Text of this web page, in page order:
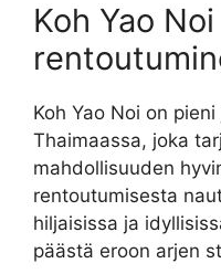
Koh Yao
Koh Yao Noi on
Thaimaassa, joka
mahdollisuuden
rentoutumisesta
hiljaisissa ja
päästä eroon arjen